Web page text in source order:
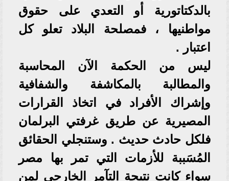
بالدكتاتورية أو التعدي على حقوق
مواطنيها ، فمصلحة البلاد تعلو كل
اعتبار .
ليس من الحكمة الآن المحاسبة
والمطالبة بالمكاشفة والشفافية
وإشراك الأفراد في اتخاذ القرارات
المصيرية عن طريق غرفتي البرلمان
فلكل حادث حديث . وستنجلي الحقائق
المُسَببة للأزمات التي تمر بها مصر
سواء كانت نتيجة التآمر الخارجي لمن